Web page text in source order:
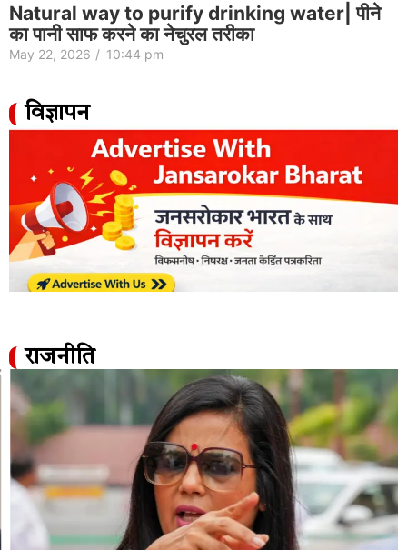
Natural way to purify drinking water| पीने
का पानी साफ करने का नेचुरल तरीका
May 22, 2026 / 10:44 pm
विज्ञापन
राजनीति